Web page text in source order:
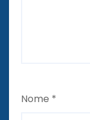
Nome *